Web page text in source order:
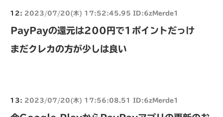
12: 2023/07/20(木) 17:52:45.95 ID:6zMerde1
PayPayの還元は200円で1ポイントだっけ
まだクレカの方が少しは良い
13: 2023/07/20(木) 17:56:08.51 ID:6zMerde1